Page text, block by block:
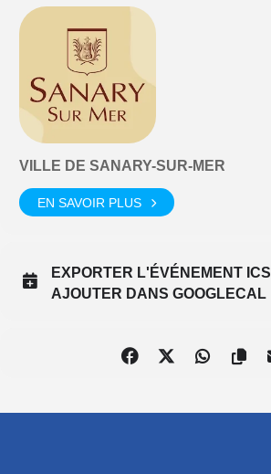
VILLE DE SANARY-SUR-MER
EN SAVOIR PLUS
EXPORTER L'ÉVÉNEMENT ICS
AJOUTER DANS GOOGLECAL